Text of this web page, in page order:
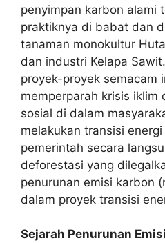
penyimpan karbon alami
praktiknya di babat dan
tanaman monokultur
dan industri Kelapa
proyek-proyek semacam
memperparah krisis iklim
sosial di dalam
melakukan transisi
pemerintah secara
deforestasi yang
penurunan emisi karbon
dalam proyek transisi
Sejarah Penurunan